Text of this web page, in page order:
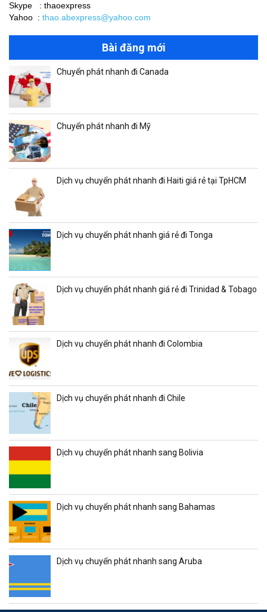
Skype : thaoexpress
Yahoo : thao.abexpress@yahoo.com
Bài đăng mới
Chuyển phát nhanh đi Canada
Chuyển phát nhanh đi Mỹ
Dịch vụ chuyển phát nhanh đi Haiti giá rẻ tại TpHCM
Dịch vụ chuyển phát nhanh giá rẻ đi Tonga
Dịch vụ chuyển phát nhanh giá rẻ đi Trinidad & Tobago
Dịch vụ chuyển phát nhanh đi Colombia
Dịch vụ chuyển phát nhanh đi Chile
Dịch vụ chuyển phát nhanh sang Bolivia
Dịch vụ chuyển phát nhanh sang Bahamas
Dịch vụ chuyển phát nhanh sang Aruba